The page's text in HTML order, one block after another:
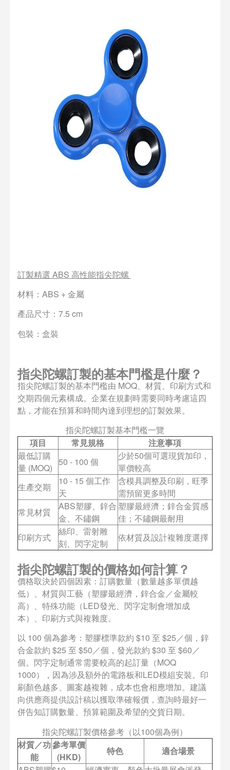
訂製精選 ABS 高性能指尖陀螺
材料：ABS + 金屬
產品尺寸：7.5 cm
包裝：盒裝
指尖陀螺訂製的基本門檻是什麼？
指尖陀螺訂製的基本門檻由 MOQ、材質、印刷方式和
交期四個元素構成。企業在規劃時需要同時考慮這四
點，才能在預算和時間內達到理想的訂製效果。
指尖陀螺訂製基本門檻一覽
項目
常見規格
注意事項
最低訂購
量 (MOQ)
50 - 100 個
少於50個可選現貨加印，
單價較高
生產交期
10 - 15 個工作
天
含模具調整及印刷，旺季
需預留更多時間
常見材質
ABS塑膠、鋅合
金、不鏽鋼
塑膠最經濟；鋅合金質感
佳；不鏽鋼最耐用
印刷方式
絲印、雷射雕
刻、閃字定制
依材質及設計複雜度選擇
指尖陀螺訂製的價格如何計算？
價格取決於四個因素：訂購數量（數量越多單價越
低）、材質與工藝（塑膠最經濟，鋅合金／金屬較
高）、特殊功能（LED發光、閃字定制會增加成
本）、印刷方式與複雜度。
以 100 個為參考：塑膠標準款約 $10 至 $25／個，鋅
合金款約 $25 至 $50／個，發光款約 $30 至 $60／
個。閃字定制通常需要較高的起訂量（MOQ
1000），因為涉及額外的電路板和LED模組安裝。印
刷顏色越多、圖案越複雜，成本也會相應增加。建議
向供應商提供設計稿以獲取準確報價，查詢時最好一
併告知訂購數量、預算範圍及希望的交貨日期。
指尖陀螺訂製價格參考（以100個為例）
材質／功
能
參考單價
(HKD)
特色
適合場景